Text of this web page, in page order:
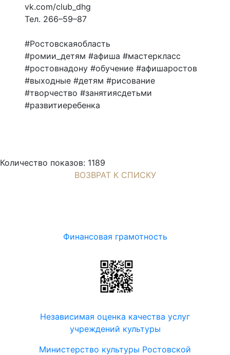
vk.com/club_dhg
Тел. 266–59–87
#Ростовскаяобласть
#ромии_детям #афиша #мастеркласс
#ростовнадону #обучение #афишаростов
#выходные #детям #рисование
#творчество #занятиясдетьми
#развитиеребенка
Количество показов: 1189
ВОЗВРАТ К СПИСКУ
Финансовая грамотность
Независимая оценка качества услуг
учреждений культуры
Министерство культуры Ростовской